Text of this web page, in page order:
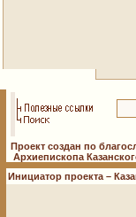
Проект создан по
Архиепископа
Инициатор проекта –